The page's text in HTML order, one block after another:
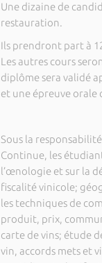
Une dizaine de
restauration.
Ils prendront part à
Les autres cours
diplôme sera validé
et une épreuve orale
Sous la
Continue, les
l’œnologie et sur la
fiscalité vinicole;
les techniques de
produit, prix,
carte de vins; étude
vin, accords mets et